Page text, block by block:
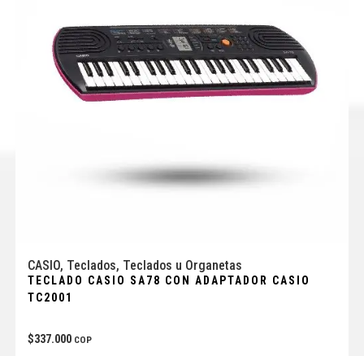
CASIO, Teclados, Teclados u Organetas
TECLADO CASIO SA78 CON ADAPTADOR CASIO
TC2001
$337.000 COP